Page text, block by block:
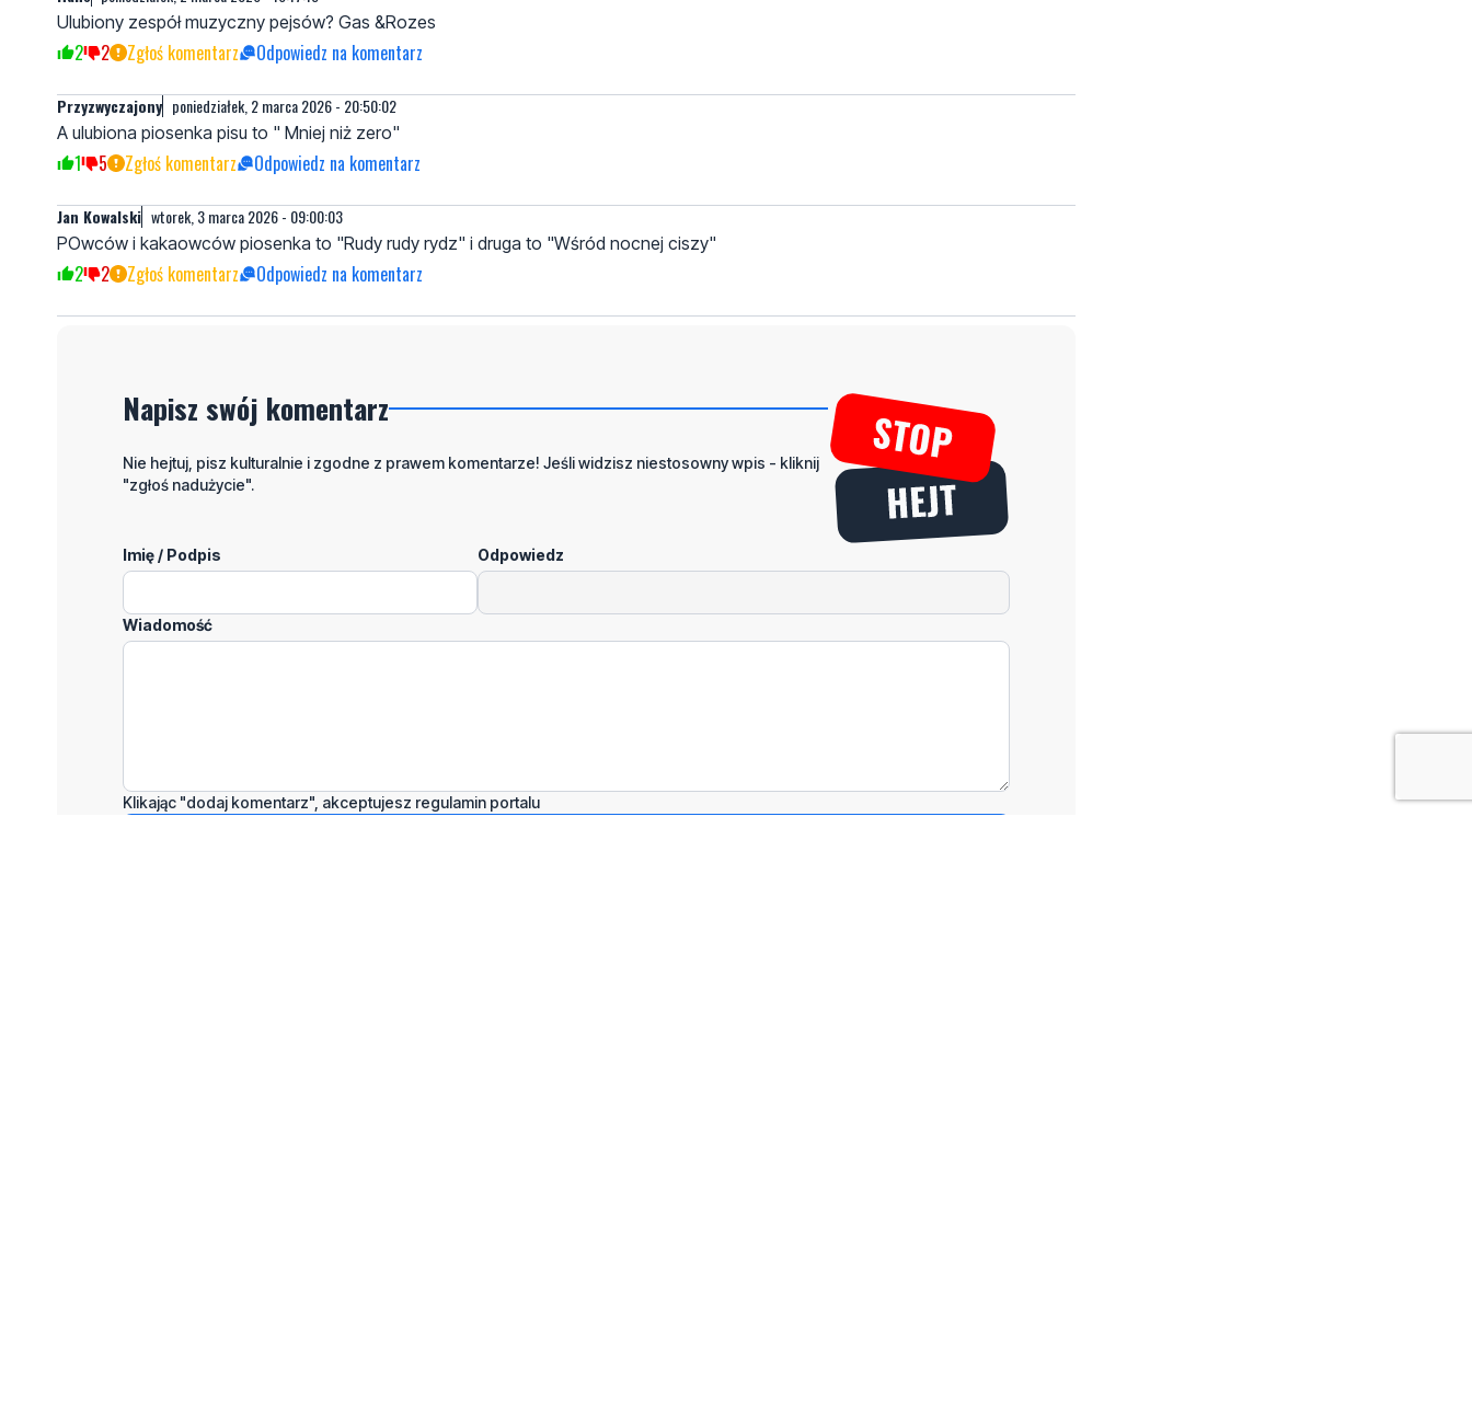
Ulubiony zespół muzyczny pejsów? Gas &Rozes
2 2 Zgłoś komentarz Odpowiedz na komentarz
Przyzwyczajony poniedziałek, 2 marca 2026 - 20:50:02
A ulubiona piosenka pisu to " Mniej niż zero"
1 5 Zgłoś komentarz Odpowiedz na komentarz
Jan Kowalski wtorek, 3 marca 2026 - 09:00:03
POwców i kakaowców piosenka to "Rudy rudy rydz" i druga to "Wśród nocnej ciszy"
2 2 Zgłoś komentarz Odpowiedz na komentarz
Napisz swój komentarz
Nie hejtuj, pisz kulturalnie i zgodne z prawem komentarze! Jeśli widzisz niestosowny wpis - kliknij
"zgłoś nadużycie".
Imię / Podpis Odpowiedz
Wiadomość
Klikając "dodaj komentarz", akceptujesz regulamin portalu